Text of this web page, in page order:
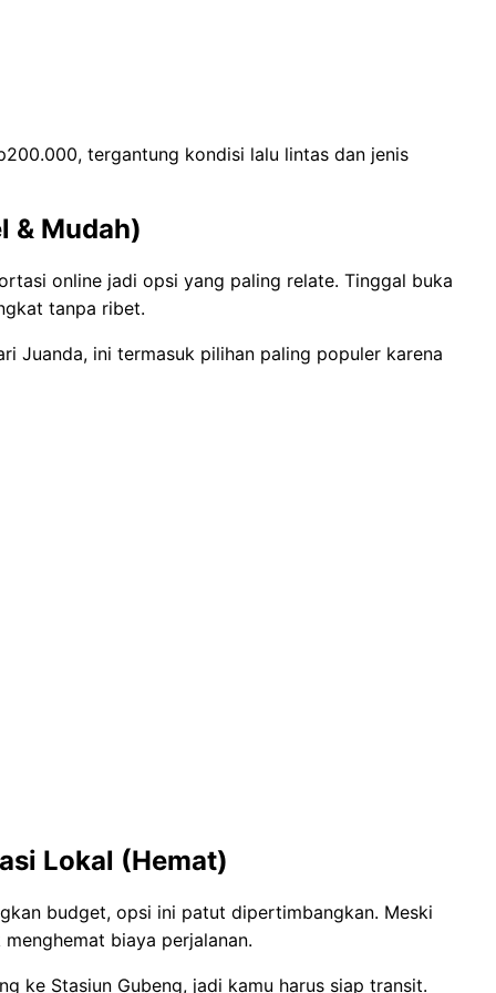
tergantung kondisi lalu lintas dan jenis
& Mudah)
online jadi opsi yang paling relate. Tinggal buka
tanpa ribet.
Juanda, ini termasuk pilihan paling populer karena
Lokal (Hemat)
budget, opsi ini patut dipertimbangkan. Meski
biaya perjalanan.
ke Stasiun Gubeng, jadi kamu harus siap transit.